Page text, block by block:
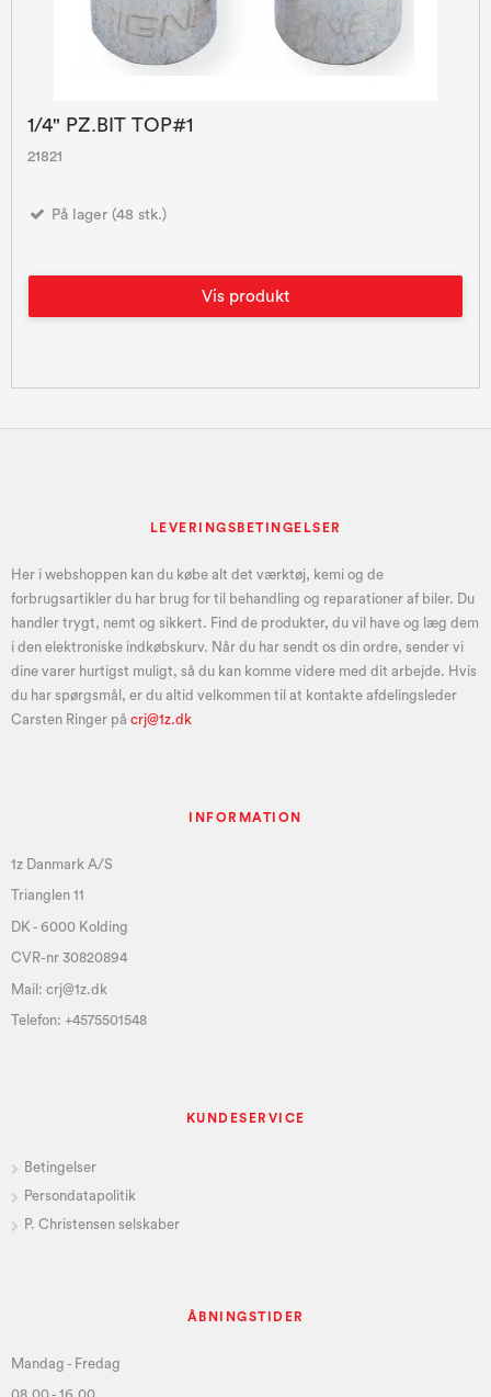
1/4" PZ.BIT TOP#1
21821
På lager (48 stk.)
Vis produkt
LEVERINGSBETINGELSER
Her i webshoppen kan du købe alt det værktøj, kemi og de
forbrugsartikler du har brug for til behandling og reparationer af biler. Du
handler trygt, nemt og sikkert. Find de produkter, du vil have og læg dem
i den elektroniske indkøbskurv. Når du har sendt os din ordre, sender vi
dine varer hurtigst muligt, så du kan komme videre med dit arbejde. Hvis
du har spørgsmål, er du altid velkommen til at kontakte afdelingsleder
Carsten Ringer på crj@1z.dk
INFORMATION
1z Danmark A/S
Trianglen 11
DK - 6000 Kolding
CVR-nr 30820894
Mail: crj@1z.dk
Telefon: +4575501548
KUNDESERVICE
Betingelser
Persondatapolitik
P. Christensen selskaber
ÅBNINGSTIDER
Mandag - Fredag